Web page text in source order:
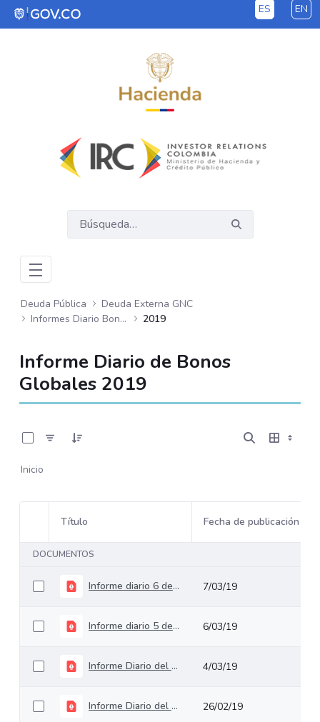
Saltar al contenido principal ES EN
Deuda Pública
Deuda Externa GNC
Informes Diario Bonos Globales
2019
Informe Diario de Bonos
Globales 2019
Inicio
Selección del elemento
Título Fecha de publicación
DOCUMENTOS
Informe diario 6 de marzo de 2019 7/03/19
Informe diario 5 de marzo de 2019 6/03/19
Informe Diario del 1 de marzo de 2019 4/03/19
Informe Diario del 25 de febrero de 2019 26/02/19